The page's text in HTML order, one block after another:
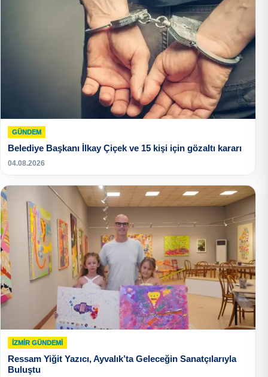
GÜNDEM
Belediye Başkanı İlkay Çiçek ve 15 kişi için gözaltı kararı
04.08.2026
İZMIR GÜNDEMI
Ressam Yiğit Yazıcı, Ayvalık’ta Geleceğin Sanatçılarıyla
Buluştu